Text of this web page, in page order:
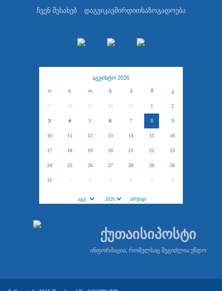
ჩვენ შესახებ დაგვიკავშირდითსაზოგადოება
აგვისტო 2026
ო ს ო ხ პ შ კ
27 28 29 30 31 1 2
3 4 5 6 7 8 9
10 11 12 13 14 15 16
17 18 19 20 21 22 23
24 25 26 27 28 29 30
31 1 2 3 4 5 6
ქუთაისიპოსტი
ინფორმაცია, რომელსაც შეგიძლია ენდო